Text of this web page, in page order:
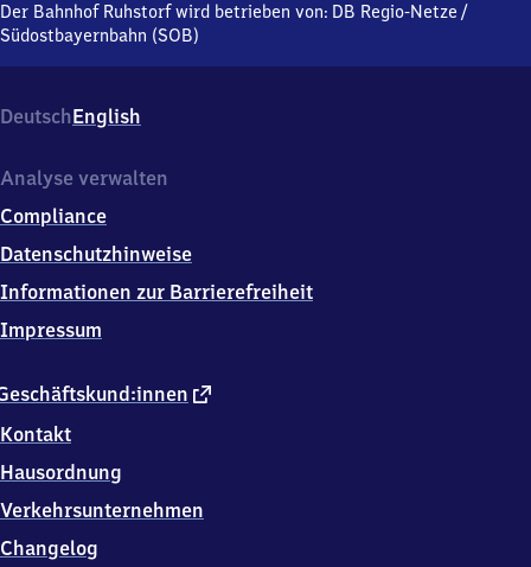
Ernst-
Hatz-
9
0
9
Ruhstorf
a.d.Rott
Der Bahnhof Ruhstorf wird betrieben von: DB Regio-Netze /
Südostbayernbahn (SOB)
DeutschEnglish
externer
Kontakt
Hausordnung
Verkehrsunternehmen
Changelog
Analyse verwalten
Compliance
Datenschutzhinweise
Informationen zur Barrierefreiheit
Impressum